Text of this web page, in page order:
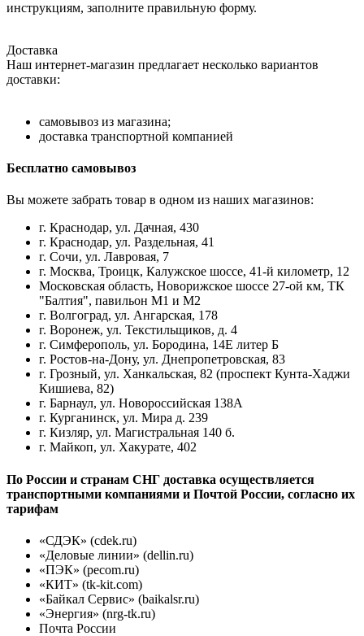
инструкциям, заполните правильную форму.
Доставка
Наш интернет-магазин предлагает несколько вариантов
доставки:
самовывоз из магазина;
доставка транспортной компанией
Бесплатно самовывоз
Вы можете забрать товар в одном из наших магазинов:
г. Краснодар, ул. Дачная, 430
г. Краснодар, ул. Раздельная, 41
г. Сочи, ул. Лавровая, 7
г. Москва, Троицк, Калужское шоссе, 41-й километр, 12
Московская область, Новорижское шоссе 27-ой км, ТК
"Балтия", павильон М1 и М2
г. Волгоград, ул. Ангарская, 178
г. Воронеж, ул. Текстильщиков, д. 4
г. Симферополь, ул. Бородина, 14Е литер Б
г. Ростов-на-Дону, ул. Днепропетровская, 83
г. Грозный, ул. Ханкальская, 82 (проспект Кунта-Хаджи
Кишиева, 82)
г. Барнаул, ул. Новороссийская 138А
г. Курганинск, ул. Мира д. 239
г. Кизляр, ул. Магистральная 140 б.
г. Майкоп, ул. Хакурате, 402
По России и странам СНГ доставка осуществляется
транспортными компаниями и Почтой России, согласно их
тарифам
«СДЭК» (cdek.ru)
«Деловые линии» (dellin.ru)
«ПЭК» (pecom.ru)
«КИТ» (tk-kit.com)
«Байкал Сервис» (baikalsr.ru)
«Энергия» (nrg-tk.ru)
Почта России